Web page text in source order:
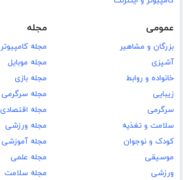
عمومی
بزرگان و مشاهیر
آشپزی
خانواده و روابط
زیبایی
سرگرمی
سلامت و تغذیه
کودک و نوجوان
موسیقی
ورزشی
مجله
مجله کامپیوتر
مجله موبایل
مجله بازی
مجله سرگرمی
مجله اقتصادی
مجله ورزشی
مجله آموزشی
مجله علمی
مجله سلامت